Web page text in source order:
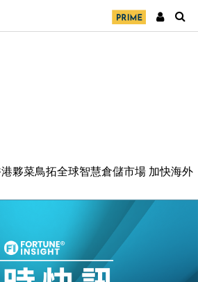
夥菜鳥拓全球智慧倉儲市場 加快海外
中期轉賺2300萬元 斥21億翻新香港及
赴洛杉磯高球場活動前 男子攜槍彈被捕
PMI回落至51 企業擴張放慢兼縮減人